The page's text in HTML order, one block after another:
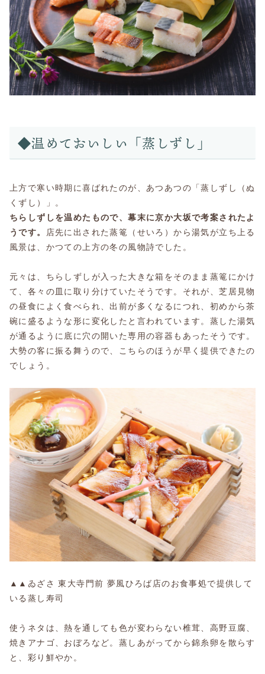
◆温めておいしい「蒸しずし」
上方で寒い時期に喜ばれたのが、あつあつの「蒸しずし（ぬ
くずし）」。
ちらしずしを温めたもので、幕末に京か大坂で考案されたよ
うです。
店先に出された蒸篭（せいろ）から湯気が立ち上る
風景は、かつての上方の冬の風物詩でした。
元々は、ちらしずしが入った大きな箱をそのまま蒸篭にかけ
て、各々の皿に取り分けていたそうです。それが、芝居見物
の昼食によく食べられ、出前が多くなるにつれ、初めから茶
碗に盛るような形に変化したと言われています。蒸した湯気
が通るように底に穴の開いた専用の容器もあったそうです。
大勢の客に振る舞うので、こちらのほうが早く提供できたの
でしょう。
▲▲ ゐざさ 東大寺門前 夢風ひろば店のお食事処で提供して
いる蒸し寿司
使うネタは、熱を通しても色が変わらない椎茸、高野豆腐、
焼きアナゴ、おぼろなど。蒸しあがってから錦糸卵を散らす
と、彩り鮮やか。